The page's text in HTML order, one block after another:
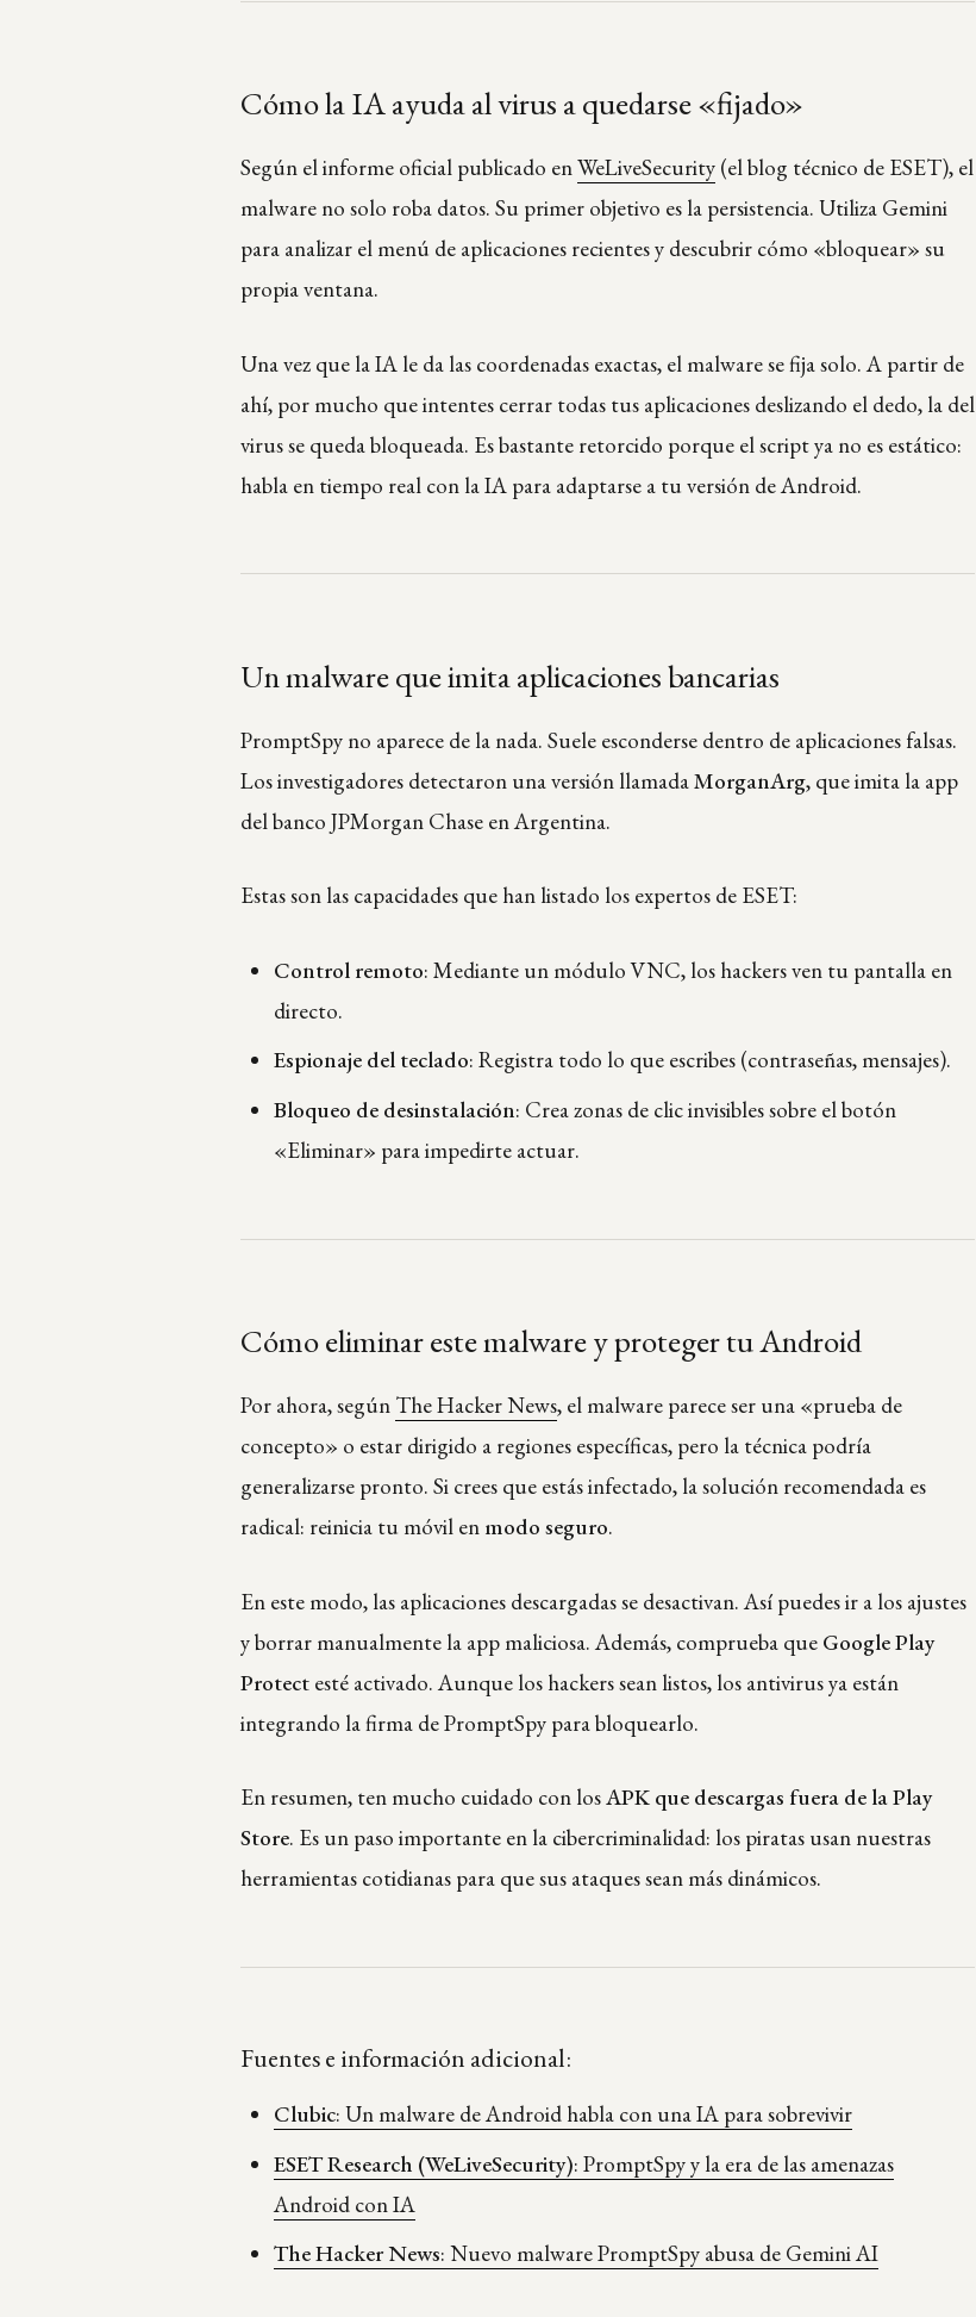
Cómo la IA ayuda al virus a quedarse «fijado»
Según el informe oficial publicado enWeLiveSecurity (el blog técnico de ESET), el
malware no solo roba datos. Su primer objetivo es la persistencia. Utiliza Gemini
para analizar el menú de aplicaciones recientes y descubrir cómo «bloquear» su
propia ventana.
Una vez que la IA le da las coordenadas exactas, el malware se fija solo. A partir de
ahí, por mucho que intentes cerrar todas tus aplicaciones deslizando el dedo, la del
virus se queda bloqueada. Es bastante retorcido porque el script ya no es estático:
habla en tiempo real con la IA para adaptarse a tu versión de Android.
Un malware que imita aplicaciones bancarias
PromptSpy no aparece de la nada. Suele esconderse dentro de aplicaciones falsas.
Los investigadores detectaron una versión llamadaMorganArg, que imita la app
del banco JPMorgan Chase en Argentina.
Estas son las capacidades que han listado los expertos de ESET:
Control remoto: Mediante un módulo VNC, los hackers ven tu pantalla en
directo.
Espionaje del teclado: Registra todo lo que escribes (contraseñas, mensajes).
Bloqueo de desinstalación: Crea zonas de clic invisibles sobre el botón
«Eliminar» para impedirte actuar.
Cómo eliminar este malware y proteger tu Android
Por ahora, según The Hacker News, el malware parece ser una «prueba de
concepto» o estar dirigido a regiones específicas, pero la técnica podría
generalizarse pronto. Si crees que estás infectado, la solución recomendada es
radical: reinicia tu móvil en modo seguro.
En este modo, las aplicaciones descargadas se desactivan. Así puedes ir a los ajustes
y borrar manualmente la app maliciosa. Además, comprueba que Google Play
Protect esté activado. Aunque los hackers sean listos, los antivirus ya están
integrando la firma de PromptSpy para bloquearlo.
En resumen, ten mucho cuidado con losAPK que descargas fuera de la Play
Store. Es un paso importante en la cibercriminalidad: los piratas usan nuestras
herramientas cotidianas para que sus ataques sean más dinámicos.
Fuentes e información adicional:
Clubic: Un malware de Android habla con una IA para sobrevivir
ESET Research (WeLiveSecurity): PromptSpy y la era de las amenazas
Android con IA
The Hacker News: Nuevo malware PromptSpy abusa de Gemini AI